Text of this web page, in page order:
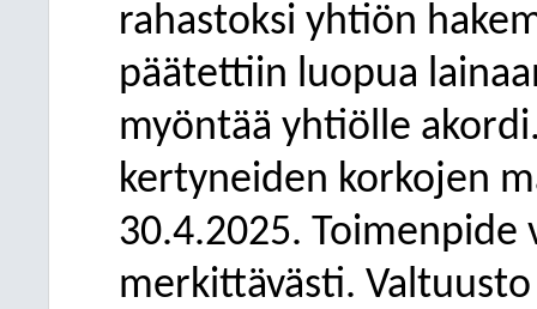
rahastoksi yhtiön
päätettiin luopua
myöntää yhtiölle
kertyneiden korkojen
30.4.2025. Toimenpide
merkittävästi.